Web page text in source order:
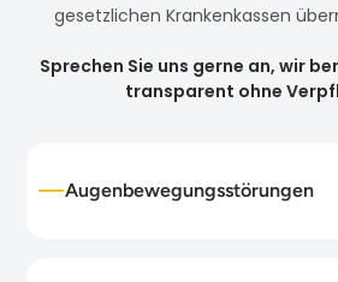
gesetzlichen Krankenkassen
Sprechen Sie uns gerne an, wir
transparent ohne
Augenbewegungsstörungen